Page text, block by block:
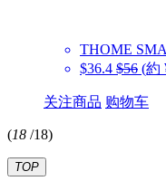
THOME
$36.4 $56 (約
关注商品 购物车
(18 /18)
TOP